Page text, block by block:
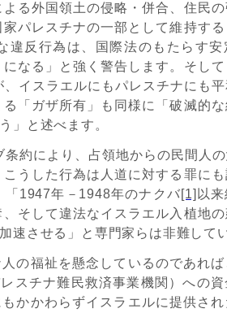
る外国領土の侵略・併合、住民の
パレスチナの一部として維持す
反行為は、国際法のもたらす安
なる」と強く警告します。そし
イスラエルにもパレスチナにも
「ガザ所有」も同様に「破滅的な
」と述べます。
条約により、占領地からの民間人
うした行為は人道に対する罪にも
1947年－ 1948年のナクバ[1] 以
そして違法なイスラエル入植地
速させる」と専門家らは非難して
の福祉を懸念しているのであれば
レスチナ難民救済事業機関）への
かかわらずイスラエルに提供さ